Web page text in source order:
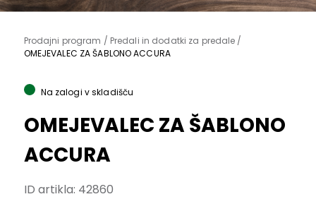
Prodajni program / Predali in dodatki za predale /
OMEJEVALEC ZA ŠABLONO ACCURA
Na zalogi v skladišču
OMEJEVALEC ZA ŠABLONO
ACCURA
ID artikla: 42860